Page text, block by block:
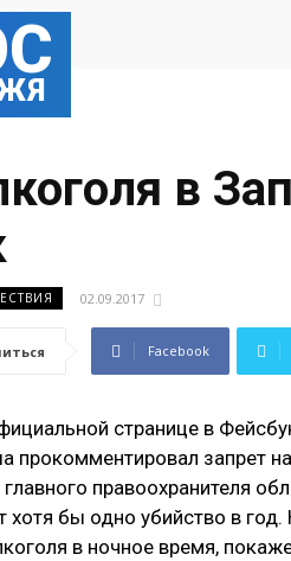
в
02.09.2017
Facebook
странице в
прокомментировал запрет
правоохранителя
хотя бы одно убийство в
в ночное время,